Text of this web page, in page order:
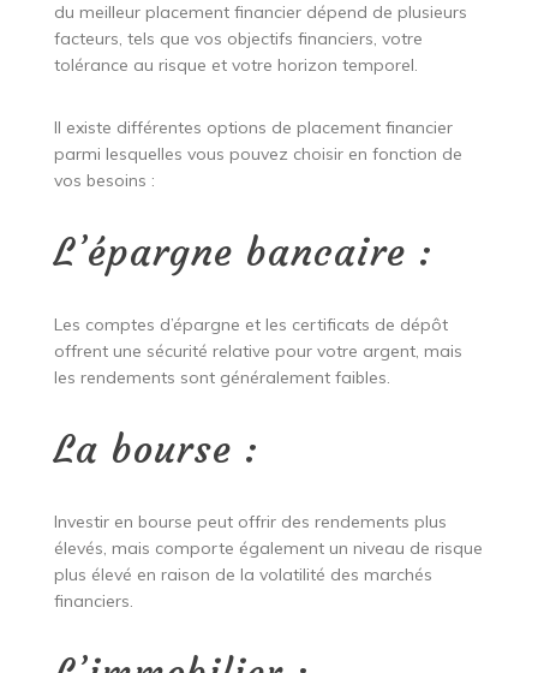
du meilleur placement financier dépend de plusieurs
facteurs, tels que vos objectifs financiers, votre
tolérance au risque et votre horizon temporel.
Il existe différentes options de placement financier
parmi lesquelles vous pouvez choisir en fonction de
vos besoins :
L’épargne bancaire :
Les comptes d’épargne et les certificats de dépôt
offrent une sécurité relative pour votre argent, mais
les rendements sont généralement faibles.
La bourse :
Investir en bourse peut offrir des rendements plus
élevés, mais comporte également un niveau de risque
plus élevé en raison de la volatilité des marchés
financiers.